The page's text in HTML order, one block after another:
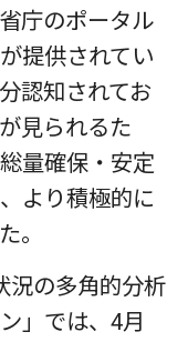
庁のポータル
提供されてい
認知されてお
見られるた
量確保・安定
より積極的に
。
況の多角的分析
」では、4月